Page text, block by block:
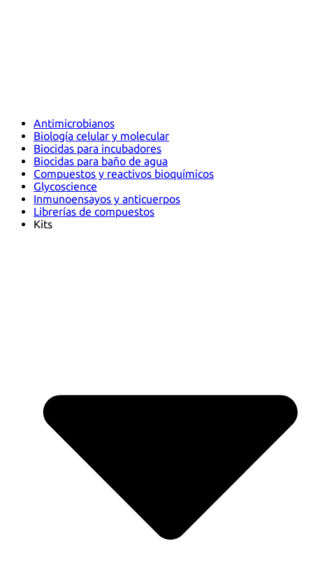
Antimicrobianos
Biología celular y molecular
Biocidas para incubadores
Biocidas para baño de agua
Compuestos y reactivos bioquímicos
Glycoscience
Inmunoensayos y anticuerpos
Librerías de compuestos
Kits